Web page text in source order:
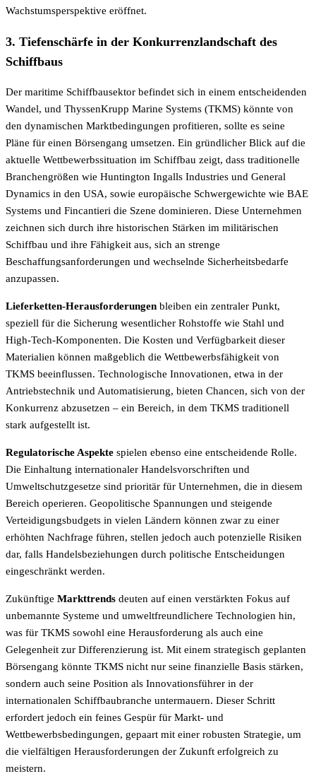
Wachstumsperspektive eröffnet.
3. Tiefenschärfe in der Konkurrenzlandschaft des
Schiffbaus
Der maritime Schiffbausektor befindet sich in einem entscheidenden
Wandel, und ThyssenKrupp Marine Systems (TKMS) könnte von
den dynamischen Marktbedingungen profitieren, sollte es seine
Pläne für einen Börsengang umsetzen. Ein gründlicher Blick auf die
aktuelle Wettbewerbssituation im Schiffbau zeigt, dass traditionelle
Branchengrößen wie Huntington Ingalls Industries und General
Dynamics in den USA, sowie europäische Schwergewichte wie BAE
Systems und Fincantieri die Szene dominieren. Diese Unternehmen
zeichnen sich durch ihre historischen Stärken im militärischen
Schiffbau und ihre Fähigkeit aus, sich an strenge
Beschaffungsanforderungen und wechselnde Sicherheitsbedarfe
anzupassen.
Lieferketten-Herausforderungen bleiben ein zentraler Punkt,
speziell für die Sicherung wesentlicher Rohstoffe wie Stahl und
High-Tech-Komponenten. Die Kosten und Verfügbarkeit dieser
Materialien können maßgeblich die Wettbewerbsfähigkeit von
TKMS beeinflussen. Technologische Innovationen, etwa in der
Antriebstechnik und Automatisierung, bieten Chancen, sich von der
Konkurrenz abzusetzen – ein Bereich, in dem TKMS traditionell
stark aufgestellt ist.
Regulatorische Aspekte spielen ebenso eine entscheidende Rolle.
Die Einhaltung internationaler Handelsvorschriften und
Umweltschutzgesetze sind prioritär für Unternehmen, die in diesem
Bereich operieren. Geopolitische Spannungen und steigende
Verteidigungsbudgets in vielen Ländern können zwar zu einer
erhöhten Nachfrage führen, stellen jedoch auch potenzielle Risiken
dar, falls Handelsbeziehungen durch politische Entscheidungen
eingeschränkt werden.
Zukünftige Markttrends deuten auf einen verstärkten Fokus auf
unbemannte Systeme und umweltfreundlichere Technologien hin,
was für TKMS sowohl eine Herausforderung als auch eine
Gelegenheit zur Differenzierung ist. Mit einem strategisch geplanten
Börsengang könnte TKMS nicht nur seine finanzielle Basis stärken,
sondern auch seine Position als Innovationsführer in der
internationalen Schiffbaubranche untermauern. Dieser Schritt
erfordert jedoch ein feines Gespür für Markt- und
Wettbewerbsbedingungen, gepaart mit einer robusten Strategie, um
die vielfältigen Herausforderungen der Zukunft erfolgreich zu
meistern.